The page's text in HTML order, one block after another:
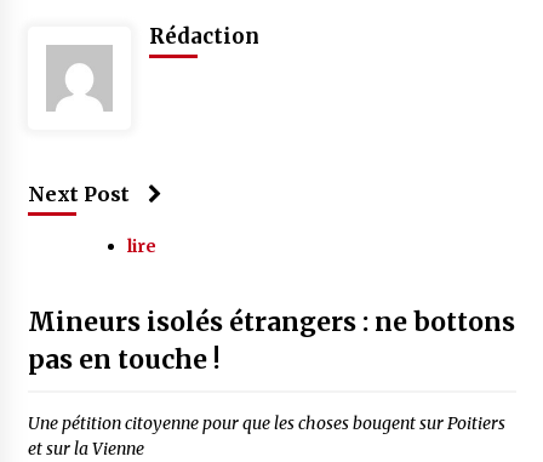
Rédaction
Next Post
lire
Mineurs isolés étrangers : ne bottons
pas en touche !
Une pétition citoyenne pour que les choses bougent sur Poitiers
et sur la Vienne